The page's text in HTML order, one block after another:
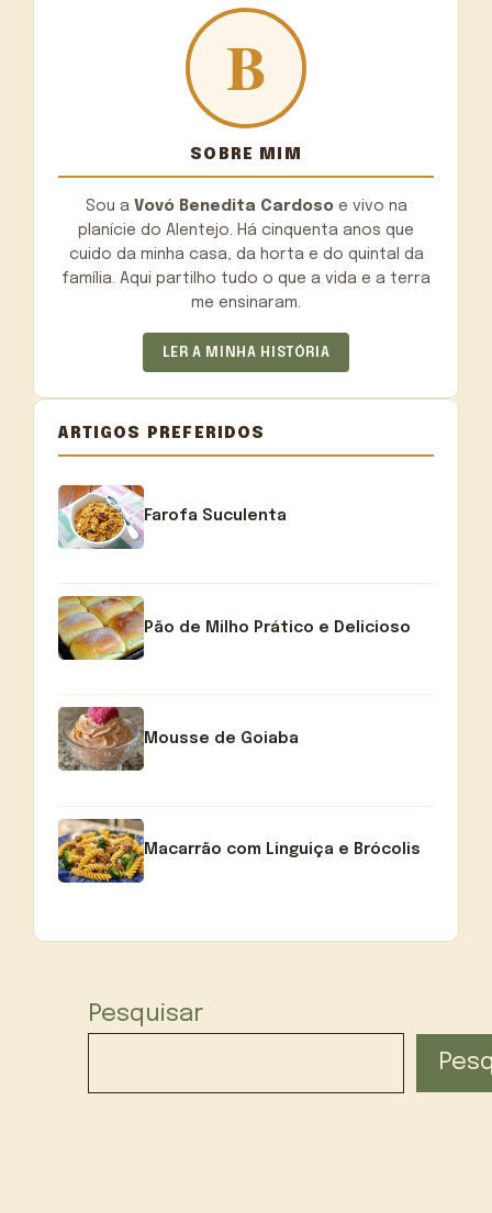
SOBRE MIM
Sou a Vovó Benedita Cardosoe vivo na
planície do Alentejo. Há cinquenta anos que
cuido da minha casa, da horta e do quintal da
família. Aqui partilho tudo o que a vida e a terra
me ensinaram.
LER A MINHA HISTÓRIA
ARTIGOS PREFERIDOS
Farofa Suculenta
Pão de Milho Prático e Delicioso
Mousse de Goiaba
Macarrão com Linguiça e Brócolis
Pesquisar